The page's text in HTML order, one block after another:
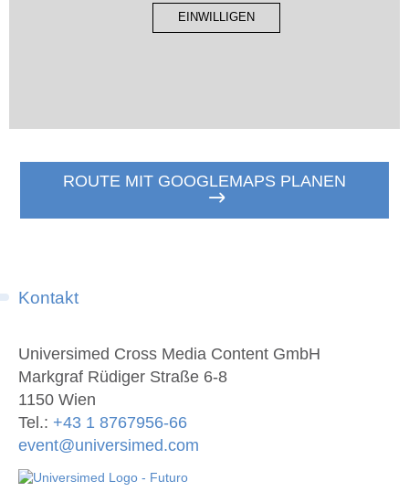
EINWILLIGEN
ROUTE MIT GOOGLEMAPS PLANEN
Kontakt
Universimed Cross Media Content GmbH
Markgraf Rüdiger Straße 6-8
1150 Wien
Tel.: +43 1 8767956-66
event@universimed.com